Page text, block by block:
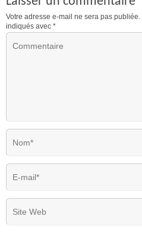
Votre adresse e-mail ne sera pas publiée.
indiqués avec *